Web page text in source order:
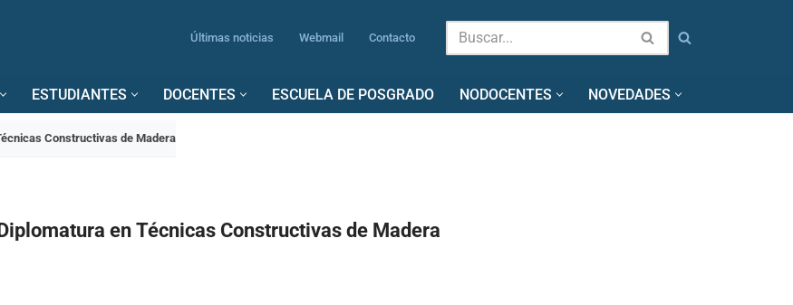
Últimas noticias Webmail Contacto
ESTUDIANTES DOCENTES ESCUELA DE POSGRADO NODOCENTES NOVEDADES
Constructivas de Madera
en Técnicas Constructivas de Madera